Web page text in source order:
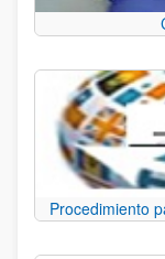
Procedimiento